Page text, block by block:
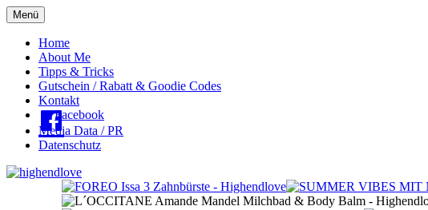
Menü
Oberes
Menü
Home
About Me
Tipps & Tricks
Gutschein / Rabatt & Goodie Codes
Kontakt
Facebook
Media Data / PR
Datenschutz